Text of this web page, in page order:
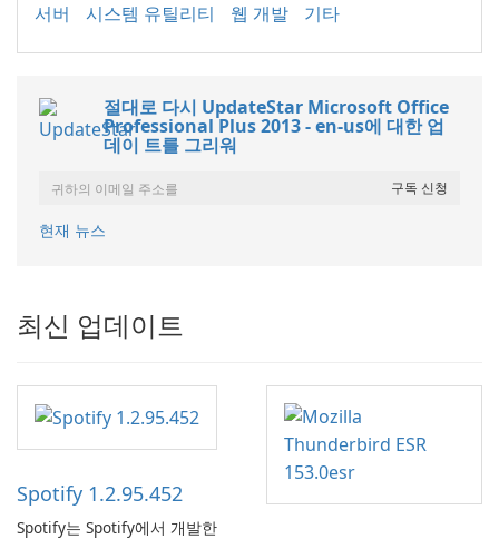
서버
시스템 유틸리티 웹 개발 기타
절대로 다시 UpdateStar Microsoft Office
Professional Plus 2013 - en-us에 대한 업
데이 트를 그리워
현재 뉴스
최신 업데이트
Spotify 1.2.95.452
Spotify는 Spotify에서 개발한